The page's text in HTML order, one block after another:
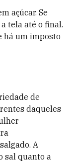
açúcar. Se
tela até o final.
há um imposto
de
daqueles
A
sal quanto a